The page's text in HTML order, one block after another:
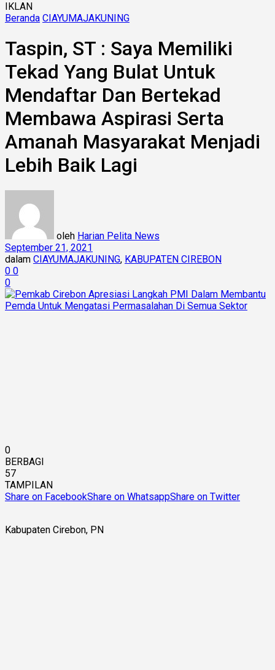
IKLAN
Beranda CIAYUMAJAKUNING
Taspin, ST : Saya Memiliki
Tekad Yang Bulat Untuk
Mendaftar Dan Bertekad
Membawa Aspirasi Serta
Amanah Masyarakat Menjadi
Lebih Baik Lagi
oleh Harian Pelita News
September 21, 2021
dalam CIAYUMAJAKUNING, KABUPATEN CIREBON
0 0
0
0
BERBAGI
57
TAMPILAN
Share on FacebookShare on WhatsappShare on Twitter
Kabupaten Cirebon, PN